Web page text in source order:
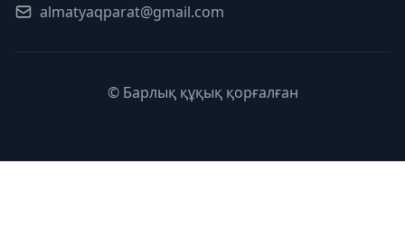
almatyaqparat@gmail.com
© Барлық құқық қорғалған